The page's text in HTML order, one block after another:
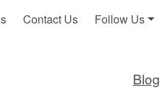
Contact Us Follow Us
Blog